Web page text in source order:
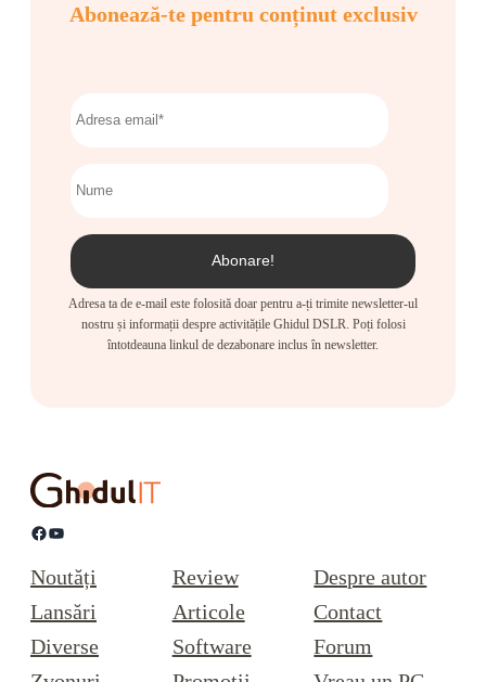
Abonează-te pentru conținut exclusiv
Adresa ta de e-mail este folosită doar pentru a-ți trimite newsletter-ul
nostru și informații despre activitățile Ghidul DSLR. Poți folosi
întotdeauna linkul de dezabonare inclus în newsletter.
Facebook YouTube
Noutăți
Lansări
Diverse
Review
Articole
Software
Despre autor
Contact
Forum